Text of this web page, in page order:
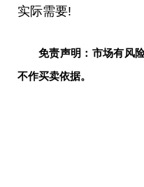
实际需要!
免责声明：市场有风
不作买卖依据。